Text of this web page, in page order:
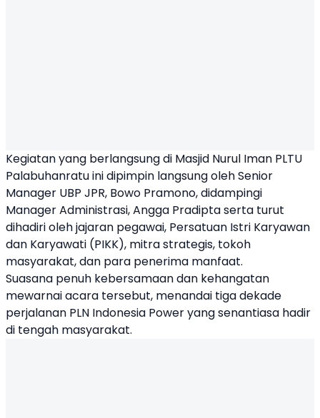
Kegiatan yang berlangsung di Masjid Nurul Iman PLTU
Palabuhanratu ini dipimpin langsung oleh Senior
Manager UBP JPR, Bowo Pramono, didampingi
Manager Administrasi, Angga Pradipta serta turut
dihadiri oleh jajaran pegawai, Persatuan Istri Karyawan
dan Karyawati (PIKK), mitra strategis, tokoh
masyarakat, dan para penerima manfaat.
Suasana penuh kebersamaan dan kehangatan
mewarnai acara tersebut, menandai tiga dekade
perjalanan PLN Indonesia Power yang senantiasa hadir
di tengah masyarakat.